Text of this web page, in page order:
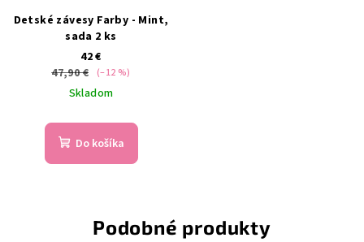
Detské závesy Farby - Mint,
sada 2 ks
42 €
47,90 € (–12 %)
Skladom
Do košíka
Podobné produkty